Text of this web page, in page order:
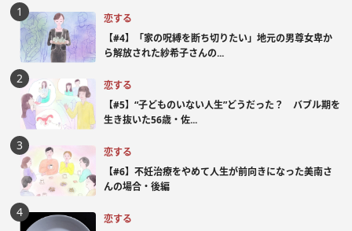
恋する
【#4】「家の呪縛を断ち切りたい」地元の男尊女卑か
ら解放された紗希子さんの...
恋する
【#5】“子どものいない人生”どうだった？ バブル期を
生き抜いた56歳・佐...
恋する
【#6】不妊治療をやめて人生が前向きになった美南さ
んの場合・後編
恋する